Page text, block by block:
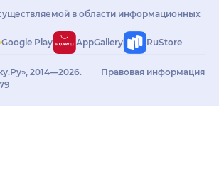
в области информационных
Google Play AppGallery RuStore
2014—2026.
Правовая информация